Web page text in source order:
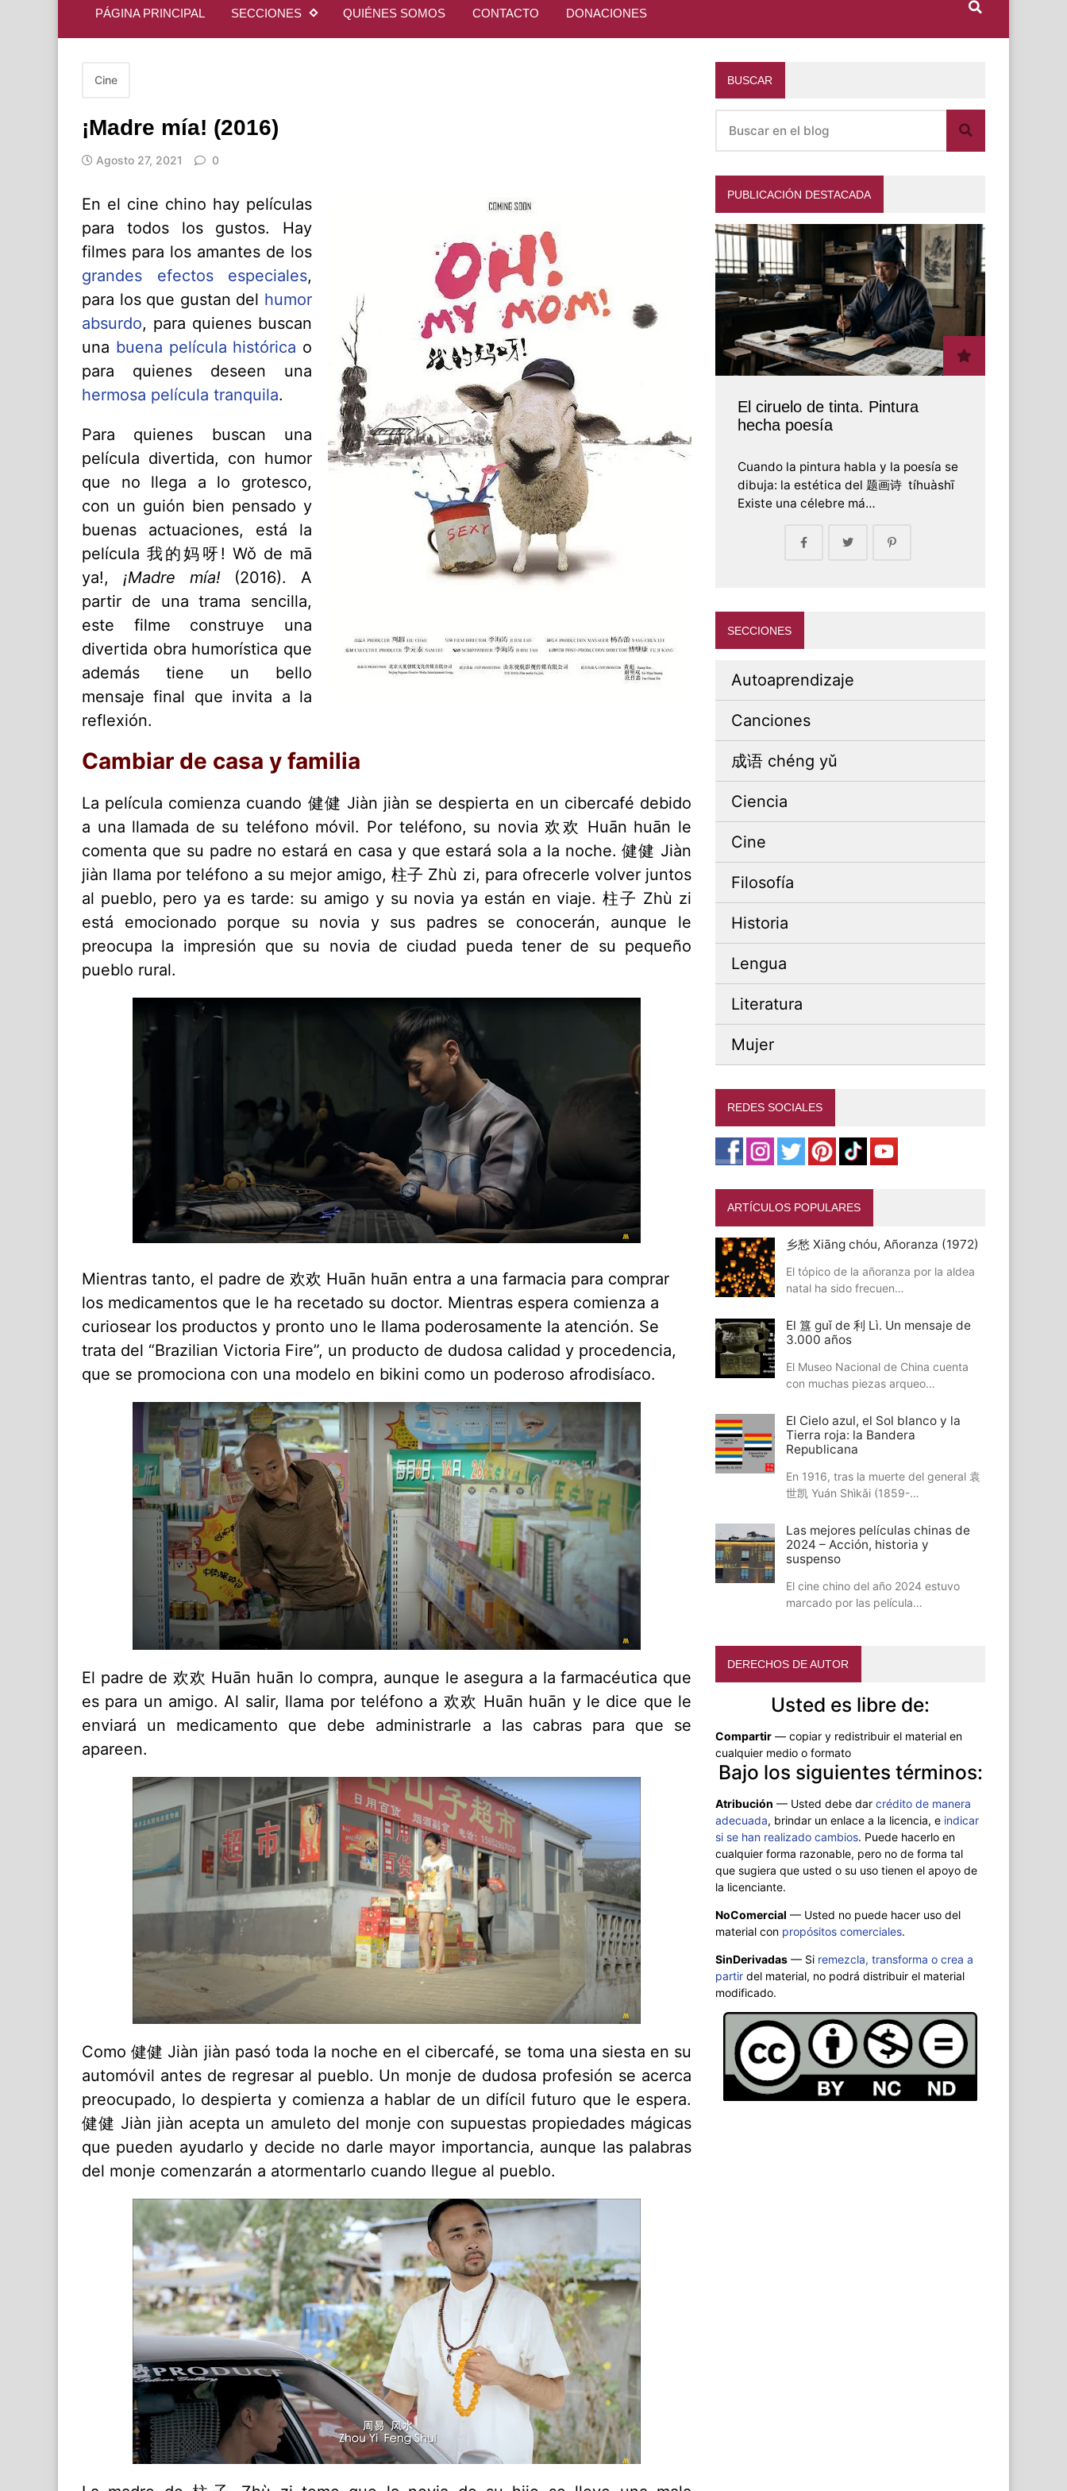
PÁGINA PRINCIPAL SECCIONES QUIÉNES SOMOS CONTACTO DONACIONES
Cine
¡Madre mía! (2016)
Agosto 27, 2021 0
En el cine chino hay películas
para todos los gustos. Hay
filmes para los amantes de los
grandes efectos especiales,
para los que gustan del humor
absurdo, para quienes buscan
una buena película histórica o
para quienes deseen una
hermosa película tranquila.
Para quienes buscan una
película divertida, con humor
que no llega a lo grotesco,
con un guión bien pensado y
buenas actuaciones, está la
película 我的妈呀! Wǒ de mā
ya!, ¡Madre mía!(2016). A
partir de una trama sencilla,
este filme construye una
divertida obra humorística que
además tiene un bello
mensaje final que invita a la
reflexión.
Cambiar de casa y familia
La película comienza cuando 健健 Jiàn jiàn se despierta en un cibercafé debido
a una llamada de su teléfono móvil. Por teléfono, su novia 欢欢 Huān huān le
comenta que su padre no estará en casa y que estará sola a la noche. 健健 Jiàn
jiàn llama por teléfono a su mejor amigo, 柱子 Zhù zi, para ofrecerle volver juntos
al pueblo, pero ya es tarde: su amigo y su novia ya están en viaje. 柱子 Zhù zi
está emocionado porque su novia y sus padres se conocerán, aunque le
preocupa la impresión que su novia de ciudad pueda tener de su pequeño
pueblo rural.
Mientras tanto, el padre de 欢欢 Huān huān entra a una farmacia para comprar
los medicamentos que le ha recetado su doctor. Mientras espera comienza a
curiosear los productos y pronto uno le llama poderosamente la atención. Se
trata del “Brazilian Victoria Fire”, un producto de dudosa calidad y procedencia,
que se promociona con una modelo en bikini como un poderoso afrodisíaco.
El padre de 欢欢 Huān huān lo compra, aunque le asegura a la farmacéutica que
es para un amigo. Al salir, llama por teléfono a 欢欢 Huān huān y le dice que le
enviará un medicamento que debe administrarle a las cabras para que se
apareen.
Como 健健 Jiàn jiàn pasó toda la noche en el cibercafé, se toma una siesta en su
automóvil antes de regresar al pueblo. Un monje de dudosa profesión se acerca
preocupado, lo despierta y comienza a hablar de un difícil futuro que le espera.
健健 Jiàn jiàn acepta un amuleto del monje con supuestas propiedades mágicas
que pueden ayudarlo y decide no darle mayor importancia, aunque las palabras
del monje comenzarán a atormentarlo cuando llegue al pueblo.
BUSCAR
PUBLICACIÓN DESTACADA
El ciruelo de tinta. Pintura
hecha poesía
Cuando la pintura habla y la poesía se
dibuja: la estética del 题画诗 tíhuàshī
Existe una célebre má…
SECCIONES
Autoaprendizaje
Canciones
成语 chéng yǔ
Ciencia
Cine
Filosofía
Historia
Lengua
Literatura
Mujer
REDES SOCIALES
ARTÍCULOS POPULARES
乡愁 Xiāng chóu, Añoranza (1972)
El tópico de la añoranza por la aldea
natal ha sido frecuen…
El 簋 guǐ de 利 Lì. Un mensaje de
3.000 años
El Museo Nacional de China cuenta
con muchas piezas arqueo…
El Cielo azul, el Sol blanco y la
Tierra roja: la Bandera
Republicana
En 1916, tras la muerte del general 袁
世凯 Yuán Shìkǎi (1859-…
Las mejores películas chinas de
2024 – Acción, historia y
suspenso
El cine chino del año 2024 estuvo
marcado por las película…
DERECHOS DE AUTOR
Usted es libre de:
Compartir — copiar y redistribuir el material en
cualquier medio o formato
Bajo los siguientes términos:
Atribución — Usted debe dar crédito de manera
adecuada, brindar un enlace a la licencia, e indicar
si se han realizado cambios. Puede hacerlo en
cualquier forma razonable, pero no de forma tal
que sugiera que usted o su uso tienen el apoyo de
la licenciante.
NoComercial — Usted no puede hacer uso del
material con propósitos comerciales.
SinDerivadas — Si remezcla, transforma o crea a
partir del material, no podrá distribuir el material
modificado.